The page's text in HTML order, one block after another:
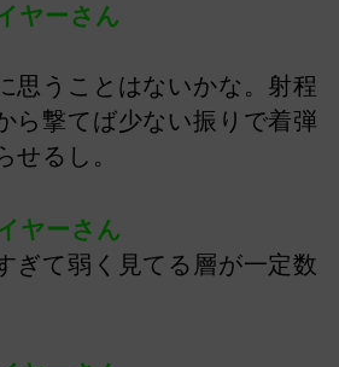
ヤーさん
思うことはないかな。射程
ら撃てば少ない振りで着弾
せるし。
ヤーさん
ぎて弱く見てる層が一定数